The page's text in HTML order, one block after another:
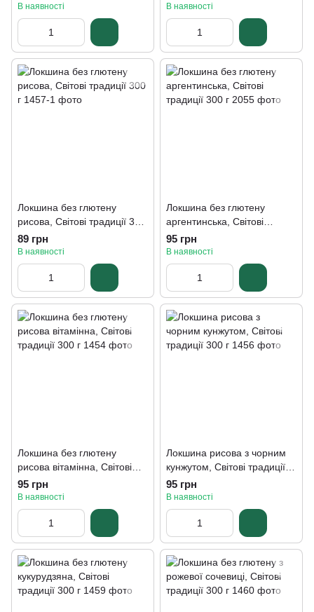
В наявності В наявності
Локшина без глютену
рисова, Світові традиції 300
г
89 грн
В наявності
Локшина без глютену
аргентинська, Світові
традиції 300 г
95 грн
В наявності
Локшина без глютену
рисова вітамінна, Світові
традиції 300 г
95 грн
В наявності
Локшина рисова з чорним
кунжутом, Світові традиції
300 г
95 грн
В наявності